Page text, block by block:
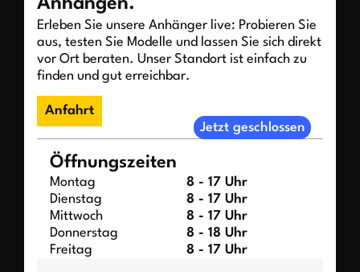
Anhängen.
Erleben Sie unsere Anhänger live: Probieren Sie
aus, testen Sie Modelle und lassen Sie sich direkt
vor Ort beraten. Unser Standort ist einfach zu
finden und gut erreichbar.
Anfahrt
Jetzt geschlossen
Öffnungszeiten
Montag
8 - 17 Uhr
Dienstag
8 - 17 Uhr
Mittwoch
8 - 17 Uhr
Donnerstag
8 - 18 Uhr
Freitag
8 - 17 Uhr